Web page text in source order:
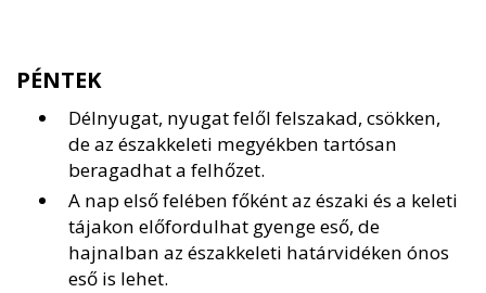
PÉNTEK
Délnyugat, nyugat felől felszakad, csökken,
de az északkeleti megyékben tartósan
beragadhat a felhőzet.
A nap első felében főként az északi és a keleti
tájakon előfordulhat gyenge eső, de
hajnalban az északkeleti határvidéken ónos
eső is lehet.